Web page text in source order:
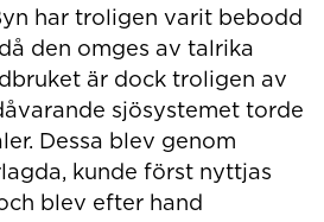
har troligen varit bebodd
den omges av talrika
är dock troligen av
sjösystemet torde
Dessa blev genom
kunde först nyttjas
blev efter hand